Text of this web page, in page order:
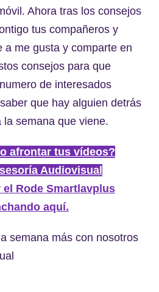
Ahora tras los consejos
tus compañeros y
a me gusta y comparte en
consejos para que
de interesados
que hay alguien detrás
semana que viene.
afrontar tus vídeos?
Audiovisual
Rode Smartlavplus
aquí.
semana más con nosotros